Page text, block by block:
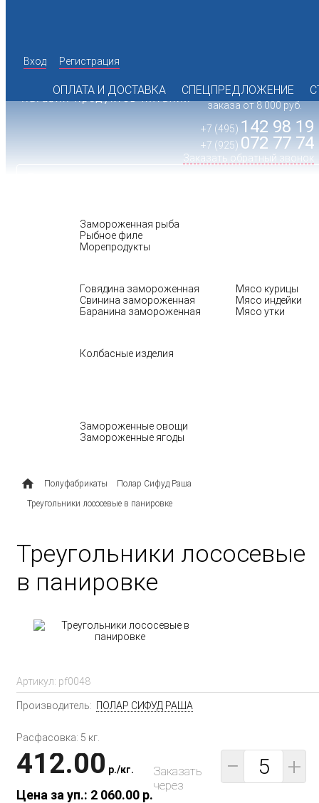
Вход Регистрация
ОПЛАТА И ДОСТАВКА СПЕЦПРЕДЛОЖЕНИЕ
+7 (495) 142 98 19
+7 (925) 072 77 74
Заказать обратный звонок
Доставка при сумме
заказа от 8 000 руб.
Замороженная рыба
Рыбное филе
Морепродукты
Говядина замороженная
Свинина замороженная
Баранина замороженная
Мясо курицы
Мясо индейки
Мясо утки
Колбасные изделия
Замороженные овощи
Замороженные ягоды
Полуфабрикаты
Полар Сифуд Раша
Треугольники лососевые в панировке
Треугольники лососевые
в панировке
Артикул: pf0048
Производитель: ПОЛАР СИФУД РАША
Расфасовка: 5 кг.
412.00 p./кг.
Цена за уп.: 2 060.00 p.
− +
Заказать
через